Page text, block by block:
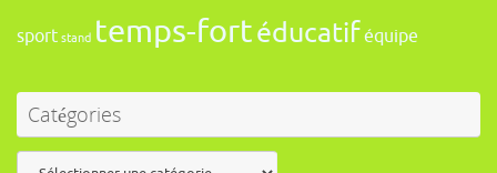
sport stand temps-fortéducatiféquipe
Catégories